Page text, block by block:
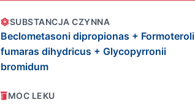
SUBSTANCJA CZYNNA
Beclometasoni dipropionas + Formoteroli
fumaras dihydricus + Glycopyrronii
bromidum
MOC LEKU